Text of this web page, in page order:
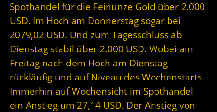
Spothandel für die Feinunze Gold über 2.000
USD. Im Hoch am Donnerstag sogar bei
2079,02 USD. Und zum Tagesschluss ab
Dienstag stabil über 2.000 USD. Wobei am
Freitag nach dem Hoch am Dienstag
rückläufig und auf Niveau des Wochenstarts.
Immerhin auf Wochensicht im Spothandel
ein Anstieg um 27,14 USD. Der Anstieg von